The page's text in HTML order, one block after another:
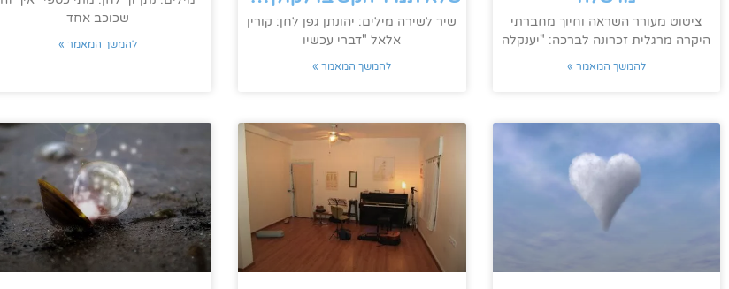
ציטוט מעורר השראה וחיוך מחברתי
היקרה מרגלית זכרונה לברכה: "יענקלה
להמשך המאמר »
שיר לשירה מילים: יהונתן גפן לחן: קורין
אלאל "דברי עכשיו
להמשך המאמר »
שכוכב אחד
להמשך המאמר »